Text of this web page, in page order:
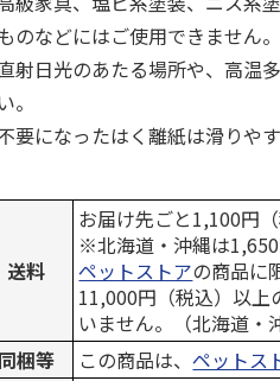
のなどにはご使用できません。
射日光のあたる場所や、高温
。
要になったはく離紙は滑りや
送料
お届け先ごと1,100円（
※北海道・沖縄は1,650
ペットストアの商品に
11,000円（税込）以上
いません。（北海道・
同梱等
この商品は、ペットス